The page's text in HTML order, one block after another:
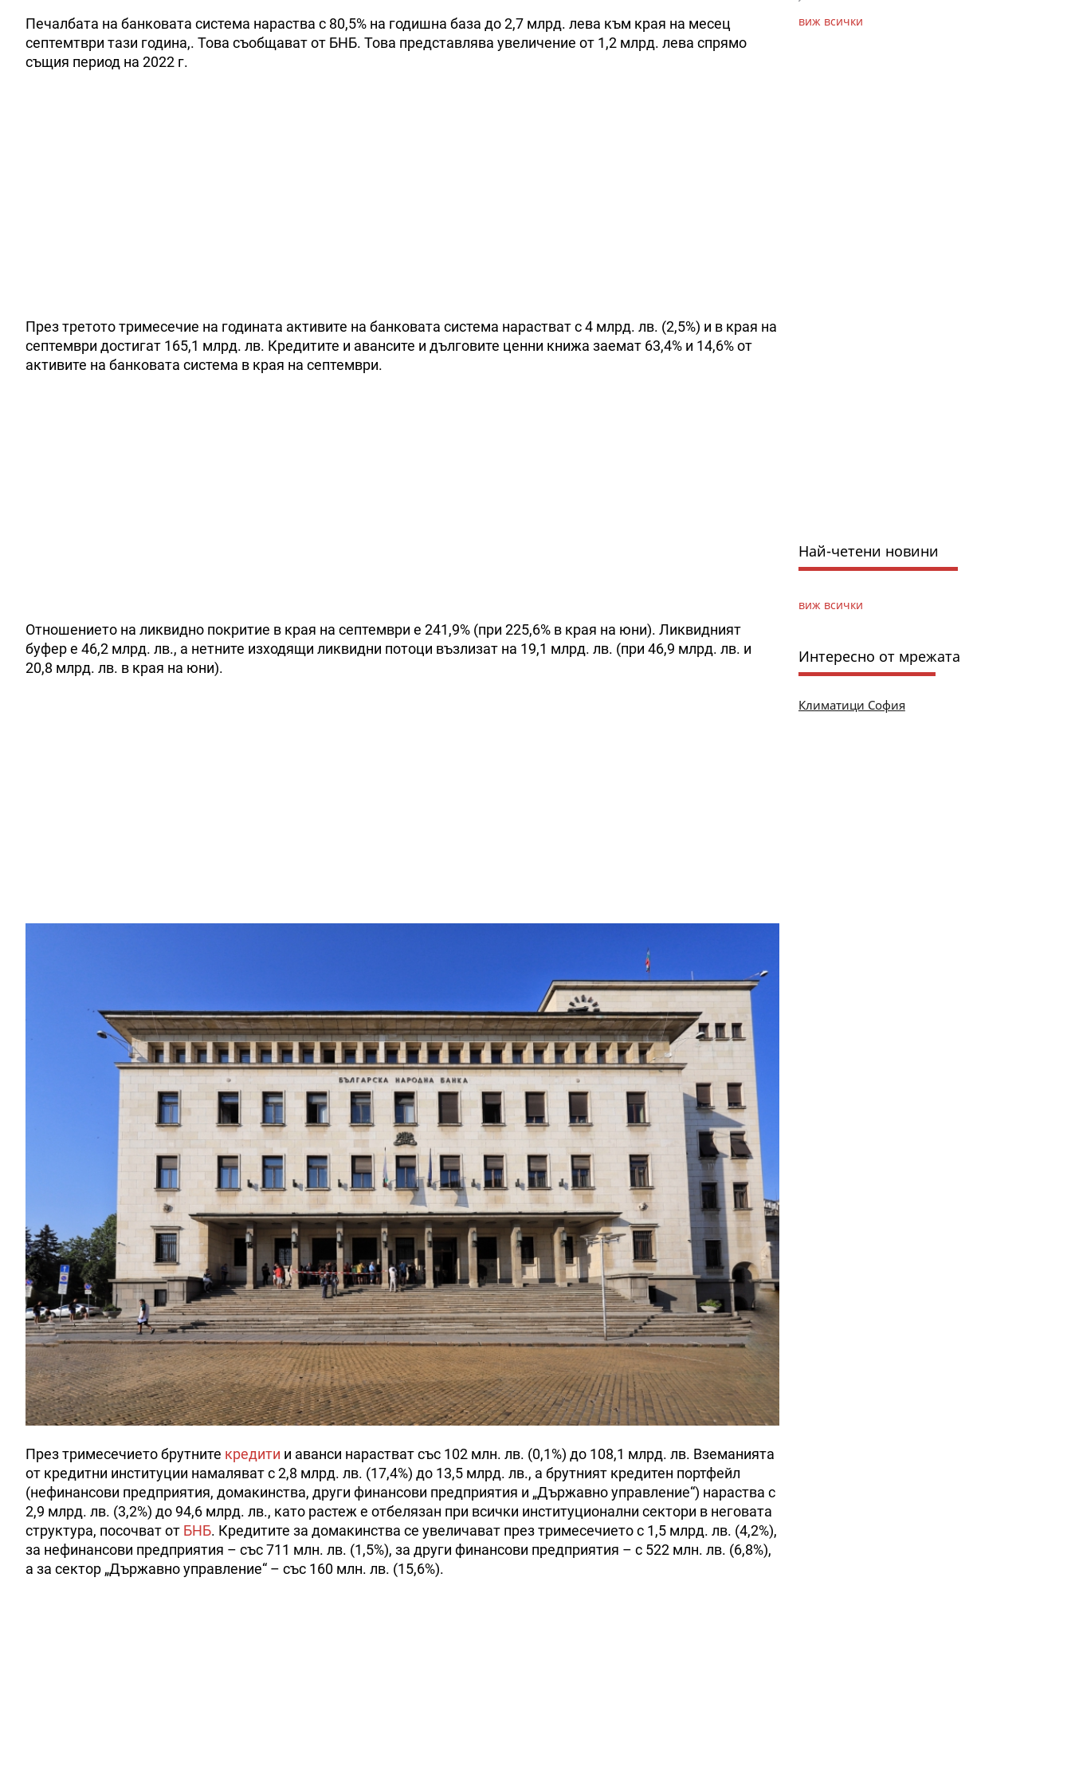
Печалбата на банковата система нараства с 80,5% на годишна база до 2,7 млрд. лева към края на месец
септемтври тази година,. Това съобщават от БНБ. Това представлява увеличение от 1,2 млрд. лева спрямо
същия период на 2022 г.
През третото тримесечие на годината активите на банковата система нарастват с 4 млрд. лв. (2,5%) и в края на
септември достигат 165,1 млрд. лв. Кредитите и авансите и дълговите ценни книжа заемат 63,4% и 14,6% от
активите на банковата система в края на септември.
Отношението на ликвидно покритие в края на септември е 241,9% (при 225,6% в края на юни). Ликвидният
буфер е 46,2 млрд. лв., а нетните изходящи ликвидни потоци възлизат на 19,1 млрд. лв. (при 46,9 млрд. лв. и
20,8 млрд. лв. в края на юни).
През тримесечието брутните кредити и аванси нарастват със 102 млн. лв. (0,1%) до 108,1 млрд. лв. Вземанията
от кредитни институции намаляват с 2,8 млрд. лв. (17,4%) до 13,5 млрд. лв., а брутният кредитен портфейл
(нефинансови предприятия, домакинства, други финансови предприятия и „Държавно управление“) нараства с
2,9 млрд. лв. (3,2%) до 94,6 млрд. лв., като растеж е отбелязан при всички институционални сектори в неговата
структура, посочват от БНБ. Кредитите за домакинства се увеличават през тримесечието с 1,5 млрд. лв. (4,2%),
за нефинансови предприятия – със 711 млн. лв. (1,5%), за други финансови предприятия – с 522 млн. лв. (6,8%),
а за сектор „Държавно управление“ – със 160 млн. лв. (15,6%).
виж всички
Най-четени новини
виж всички
Интересно от мрежата
Климатици София